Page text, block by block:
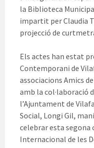
la Biblioteca
impartit per Claudia
projecció de
Els actes han estat
Contemporani de
associacions Amics
amb la col·laboració
l’Ajuntament de
Social, Longi Gil,
celebrar esta segona
Internacional de les